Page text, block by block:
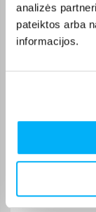
analizės
pateiktos arba
informacijos.
DUK
Kokie
Kiek prekių
kategorijos